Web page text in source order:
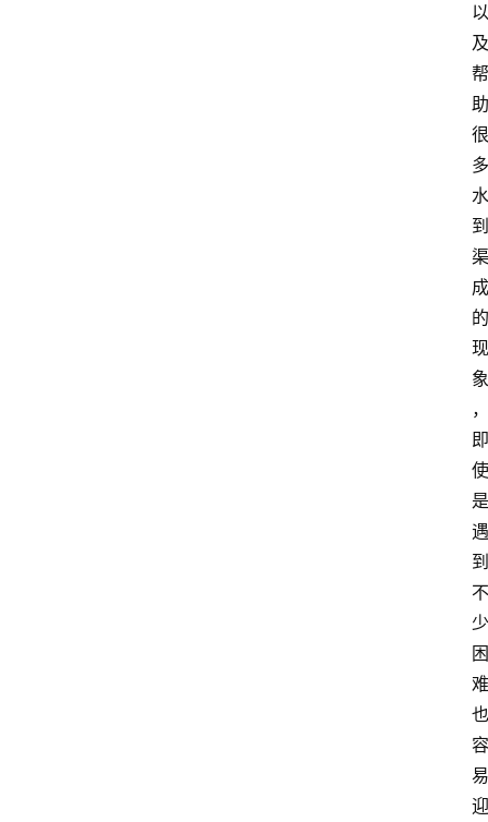
以
及
帮
助
很
多
水
到
渠
成
的
现
象
，
即
使
是
遇
到
不
少
困
难
也
容
易
迎